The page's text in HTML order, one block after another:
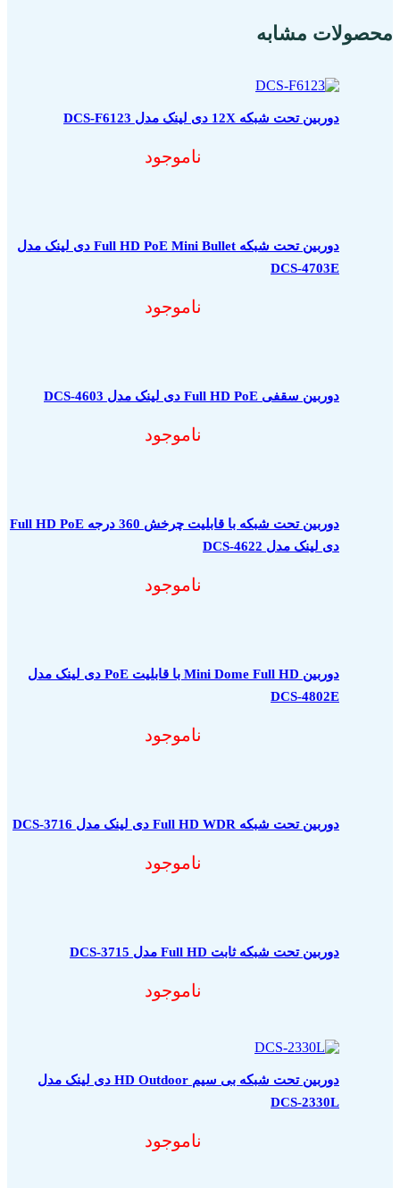
محصولات مشابه
دوربین تحت شبکه 12X دی لینک مدل DCS-F6123
ناموجود
دوربین تحت شبکه Full HD PoE Mini Bullet دی لینک مدل
DCS-4703E
ناموجود
دوربین سقفی Full HD PoE دی لینک مدل DCS-4603
ناموجود
دوربین تحت شبکه با قابلیت چرخش 360 درجه Full HD PoE
دی لینک مدل DCS-4622
ناموجود
دوربین Mini Dome Full HD با قابلیت PoE دی لینک مدل
DCS-4802E
ناموجود
دوربین تحت شبکه Full HD WDR دی لینک مدل DCS-3716
ناموجود
دوربین تحت شبکه ثابت Full HD مدل DCS-3715
ناموجود
دوربین تحت شبکه بی سیم HD Outdoor دی لینک مدل
DCS-2330L
ناموجود